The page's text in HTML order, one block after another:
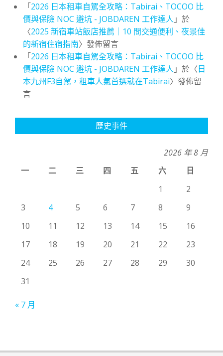
「2026 日本租車自駕全攻略：Tabirai、TOCOO 比
價與保險 NOC 避坑 - JOBDAREN 工作達人 」於
〈2025 新宿車站飯店推薦｜10 間交通便利、夜景佳
的新宿住宿指南〉發佈留言
「2026 日本租車自駕全攻略：Tabirai、TOCOO 比
價與保險 NOC 避坑 - JOBDAREN 工作達人 」於〈日
本九州F3自駕，租車人氣首選就在Tabirai〉發佈留
言
歷史事件
2026 年 8 月
一
二 三 四 五 六
日
1
2
3
4 5 6 7 8
9
10
11 12 13 14 15
16
17
18 19 20 21 22
23
24
25 26 27 28 29
30
31
« 7 月